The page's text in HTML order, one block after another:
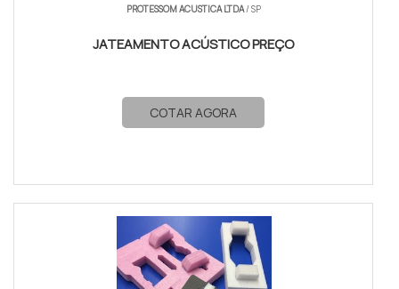
PROTESSOM ACUSTICA LTDA/ SP
JATEAMENTO ACÚSTICO PREÇO
COTAR AGORA